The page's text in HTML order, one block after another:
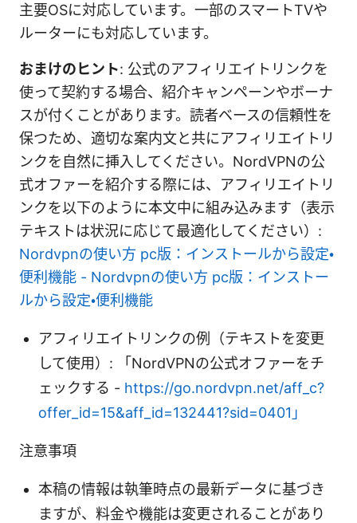
主要OSに対応しています。一部のスマートTVや
ルーターにも対応しています。
おまけのヒント: 公式のアフィリエイトリンクを
使って契約する場合、紹介キャンペーンやボーナ
スが付くことがあります。読者ベースの信頼性を
保つため、適切な案内文と共にアフィリエイトリ
ンクを自然に挿入してください。NordVPNの公
式オファーを紹介する際には、アフィリエイトリ
ンクを以下のように本文中に組み込みます（表示
テキストは状況に応じて最適化してください）:
Nordvpnの使い方 pc版：インストールから設定・
便利機能 - Nordvpnの使い方 pc版：インストー
ルから設定・便利機能
アフィリエイトリンクの例（テキストを変更
して使用）: 「NordVPNの公式オファーをチ
ェックする - https://go.nordvpn.net/aff_c?
offer_id=15&aff_id=132441?sid=0401」
注意事項
本稿の情報は執筆時点の最新データに基づき
ますが、料金や機能は変更されることがあり